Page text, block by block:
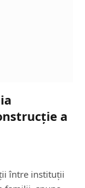
a
între instituții